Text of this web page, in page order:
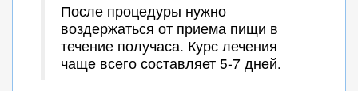
После процедуры нужно
воздержаться от приема пищи в
течение получаса. Курс лечения
чаще всего составляет 5-7 дней.